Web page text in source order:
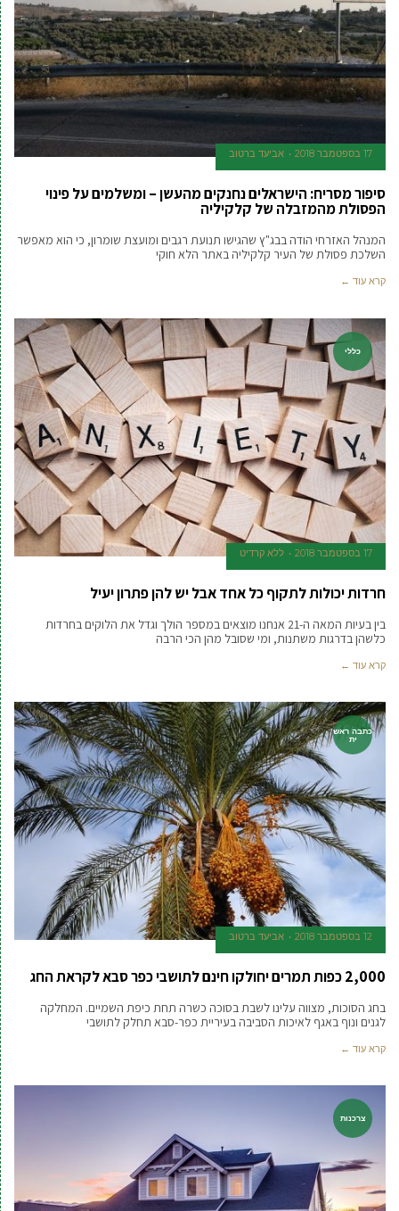
17 בספטמבר 2018 אביעד ברטוב
סיפור מסריח: הישראלים נחנקים מהעשן – ומשלמים על פינוי
הפסולת מהמזבלה של קלקיליה
המנהל האזרחי הודה בבג"ץ שהגישו תנועת רגבים ומועצת שומרון, כי הוא מאפשר
השלכת פסולת של העיר קלקיליה באתר הלא חוקי
קרא עוד ←
כללי
17 בספטמבר 2018 ללא קרדיט
חרדות יכולות לתקוף כל אחד אבל יש להן פתרון יעיל
בין בעיות המאה ה-21 אנחנו מוצאים במספר הולך וגדל את הלוקים בחרדות
כלשהן בדרגות משתנות, ומי שסובל מהן הכי הרבה
קרא עוד ←
כתבה ראש
ית
12 בספטמבר 2018 אביעד ברטוב
2,000 כפות תמרים יחולקו חינם לתושבי כפר סבא לקראת החג
בחג הסוכות, מצווה עלינו לשבת בסוכה כשרה תחת כיפת השמיים. המחלקה
לגנים ונוף באגף לאיכות הסביבה בעיריית כפר-סבא תחלק לתושבי
קרא עוד ←
צרכנות